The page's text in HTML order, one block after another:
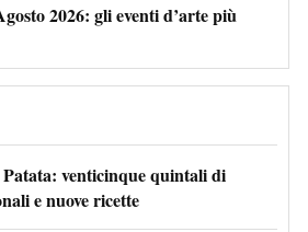
2026: gli eventi d’arte più
venticinque quintali di
e nuove ricette